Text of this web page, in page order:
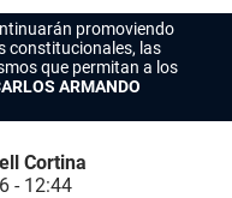
promoviendo
constitucionales, las
que permitan a los
ARMANDO
Cortina
- 12:44